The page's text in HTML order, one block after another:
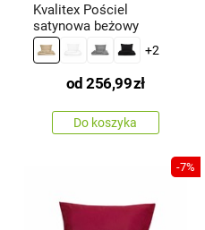
Kvalitex Pościel
satynowa beżowy
+2
od 256,99zł
Do koszyka
-7%